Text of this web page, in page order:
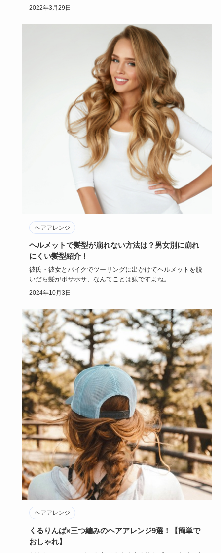
そうなロングヘ…
2022年3月29日
ヘアアレンジ
ヘルメットで髪型が崩れない方法は？男女別に崩れ
にくい髪型紹介！
彼氏・彼女とバイクでツーリングに出かけてヘルメットを脱
いだら髪がボサボサ、なんてことは嫌ですよね。
しかもヘルメットで抑…
2024年10月3日
ヘアアレンジ
くるりんぱ×三つ編みのヘアアレンジ9選！【簡単で
おしゃれ】